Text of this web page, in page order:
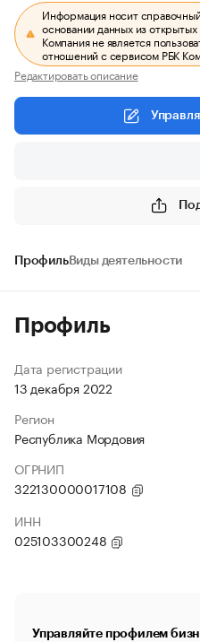
Информация носит
основании данных из открытых
Компания не является
отношений с сервисом РБК
Редактировать описание
ПрофильВиды деятельности
Профиль
Дата регистрации
13 декабря 2022
Регион
Республика Мордовия
ОГРНИП
322130000017108
ИНН
025103300248
Управляйте профилем